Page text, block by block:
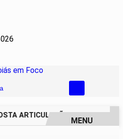
ARTICULAÇÃO PARA
MENU